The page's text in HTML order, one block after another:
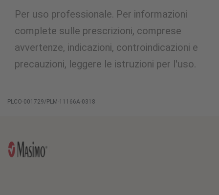
Per uso professionale. Per informazioni
complete sulle prescrizioni, comprese
avvertenze, indicazioni, controindicazioni e
precauzioni, leggere le istruzioni per l'uso.
PLCO-001729/PLM-11166A-0318